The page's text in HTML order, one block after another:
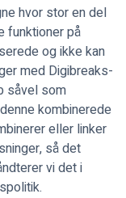
hvor stor en del
funktioner på
og ikke kan
med Digibreaks-
såvel som
kombinerede
eller linker
så det
vi det i